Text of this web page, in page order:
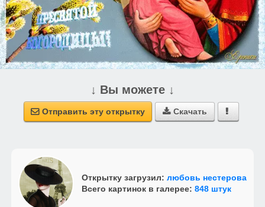
↓ Вы можете ↓
 Отправить эту открытку  Скачать 
Открытку загрузил: любовь нестерова
Всего картинок в галерее: 848 штук